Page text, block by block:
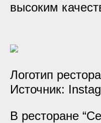
высоким
Логотип
Источник:
В ресторане